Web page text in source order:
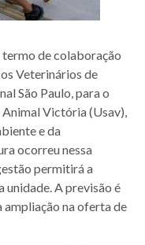
de colaboração
Veterinários de
São Paulo, para o
Animal Victória (Usav),
e da
ocorreu nessa
permitirá a
unidade. A previsão é
ampliação na oferta de